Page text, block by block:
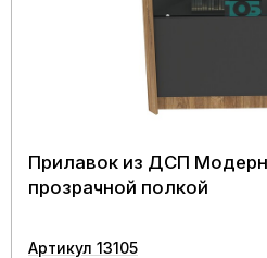
Прилавок из ДСП
прозрачной полкой
Артикул 13105